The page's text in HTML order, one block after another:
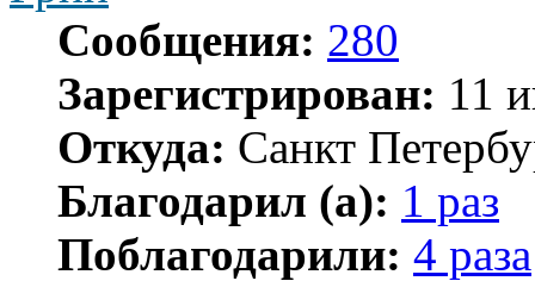
Сообщения: 280
Зарегистрирован: 11
Откуда: Санкт
Благодарил (а): 1 раз
Поблагодарили: 4 раза